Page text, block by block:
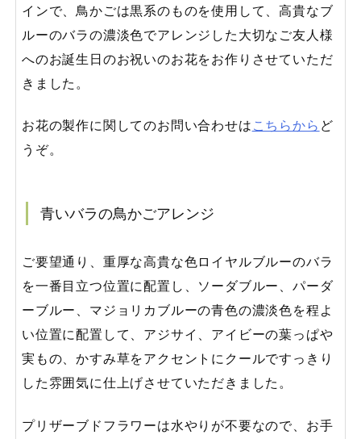
インで、鳥かごは黒系のものを使用して、高貴なブ
ルーのバラの濃淡色でアレンジした大切なご友人様
へのお誕生日のお祝いのお花をお作りさせていただ
きました。
お花の製作に関してのお問い合わせはこちらから ど
うぞ。
青いバラの鳥かごアレンジ
ご要望通り、重厚な高貴な色ロイヤルブルーのバラ
を一番目立つ位置に配置し、ソーダブルー、パーダ
ーブルー、マジョリカブルーの青色の濃淡色を程よ
い位置に配置して、アジサイ、アイビーの葉っぱや
実もの、かすみ草をアクセントにクールですっきり
した雰囲気に仕上げさせていただきました。
プリザーブドフラワーは水やりが不要なので、お手